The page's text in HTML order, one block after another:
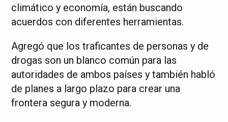
climático y economía, están buscando
acuerdos con diferentes herramientas.
Agregó que los traficantes de personas y de
drogas son un blanco común para las
autoridades de ambos países y también habló
de planes a largo plazo para crear una
frontera segura y moderna.